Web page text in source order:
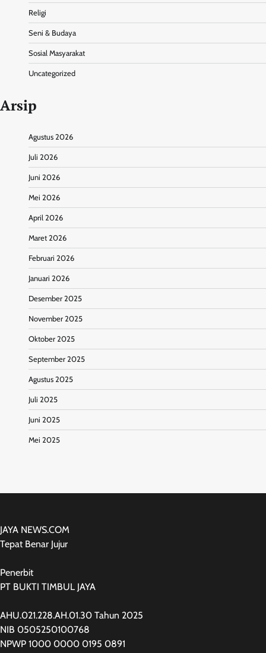
Religi
Seni & Budaya
Sosial Masyarakat
Uncategorized
Arsip
Agustus 2026
Juli 2026
Juni 2026
Mei 2026
April 2026
Maret 2026
Februari 2026
Januari 2026
Desember 2025
November 2025
Oktober 2025
September 2025
Agustus 2025
Juli 2025
Juni 2025
Mei 2025
JAYA NEWS.COM
Tepat Benar Jujur
Penerbit
PT BUKTI TIMBUL JAYA
AHU.021.228.AH.01.30 Tahun 2025
NIB 0505250100768
NPWP 1000 0000 0195 0891